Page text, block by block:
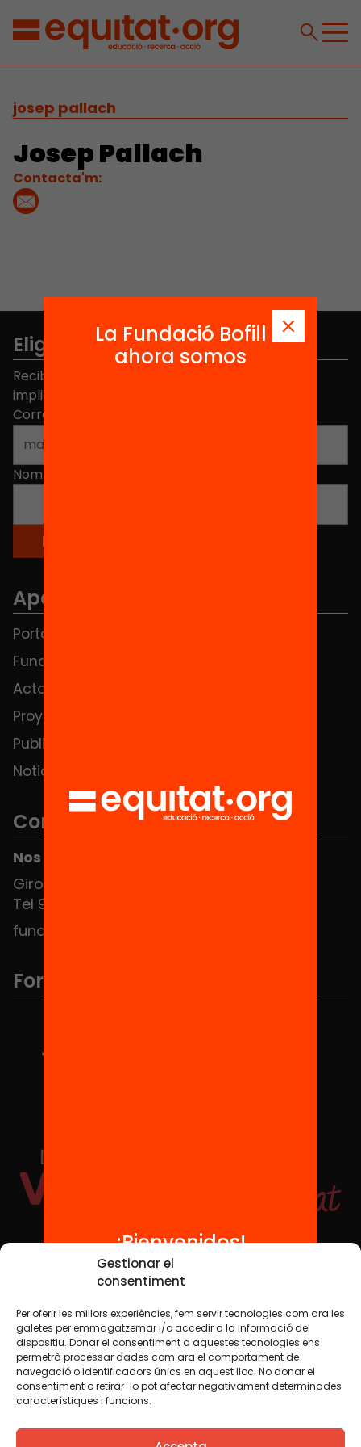
Gestionar el
consentiment
Per oferir les millors experiències, fem servir tecnologies com ara les
galetes per emmagatzemar i/o accedir a la informació del
dispositiu. Donar el consentiment a aquestes tecnologies ens
permetrà processar dades com ara el comportament de
navegació o identificadors únics en aquest lloc. No donar el
consentiment o retirar-lo pot afectar negativament determinades
característiques i funcions.
josep pallach
Josep Pallach
Contacta'm:
Elige equidad
Recibe contenidos, iniciativas y proyectos para
implicarte.
Correo electrónico
Nombre
Apartados
Portada
Fundación
Actos
Proyectos
Publicaciones y vídeos
Noticias
Contacto
Nos puedes encontrar en el HUB Social
Girona 34, interior 08010 Barcelona
Tel 934 588 700
fundacio@equitat.org
Formamos parte de...
Redes sociales
TWT YTB IG FB IN
Aviso legalPolítica de cookies
Creemos que el conocimiento debe compartirse. Por eso
La Fundació Bofill
ahora somos
¡Bienvenidos!